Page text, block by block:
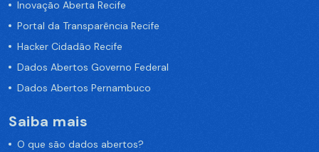
Inovação Aberta Recife
Portal da Transparência Recife
Hacker Cidadão Recife
Dados Abertos Governo Federal
Dados Abertos Pernambuco
Saiba mais
O que são dados abertos?